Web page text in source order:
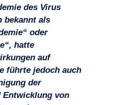
des Virus
bekannt als
oder
hatte
auf
führte jedoch auch
der
von